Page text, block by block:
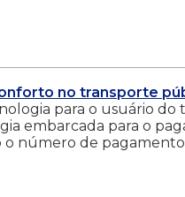
no transporte
para o usuário
embarcada para o
número de